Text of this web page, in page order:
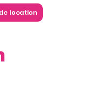
location